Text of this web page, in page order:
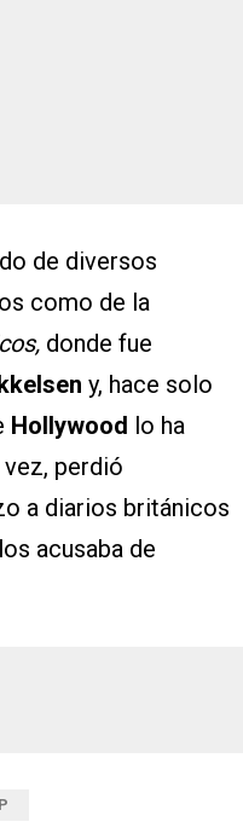
de diversos
como de la
donde fue
y, hace solo
Hollywood lo ha
vez, perdió
a diarios británicos
acusaba de